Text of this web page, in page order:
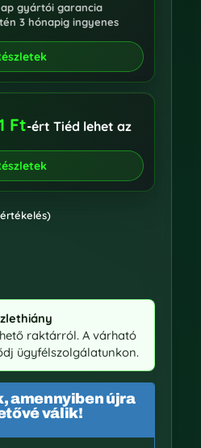
gyártói garancia
3 hónapig ingyenes
Ft-ért Tiéd lehet az
raktárról. A várható
ügyfélszolgálatunkon.
amennyiben újra
válik!